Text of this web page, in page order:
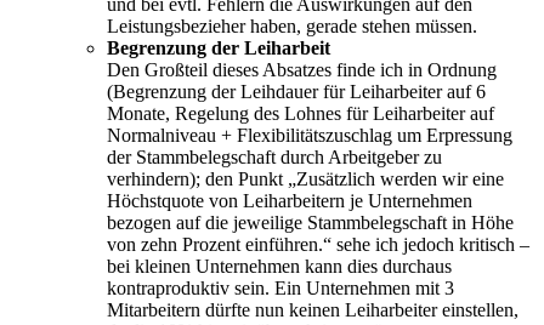
Leistungsbezieher haben, gerade stehen müssen.
Begrenzung der Leiharbeit
Den Großteil dieses Absatzes finde ich in Ordnung
(Begrenzung der Leihdauer für Leiharbeiter auf 6
Monate, Regelung des Lohnes für Leiharbeiter auf
Normalniveau + Flexibilitätszuschlag um Erpressung
der Stammbelegschaft durch Arbeitgeber zu
verhindern); den Punkt „Zusätzlich werden wir eine
Höchstquote von Leiharbeitern je Unternehmen
bezogen auf die jeweilige Stammbelegschaft in Höhe
von zehn Prozent einführen.“ sehe ich jedoch kritisch –
bei kleinen Unternehmen kann dies durchaus
kontraproduktiv sein. Ein Unternehmen mit 3
Mitarbeitern dürfte nun keinen Leiharbeiter einstellen,